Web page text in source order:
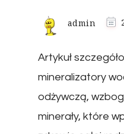
admin
Artykuł
mineralizatory
odżywczą,
minerały, które